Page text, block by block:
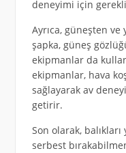
deneyimi için
Ayrıca, güneşten
şapka, güneş
ekipmanlar da
ekipmanlar, hava
sağlayarak av
getirir.
Son olarak,
serbest